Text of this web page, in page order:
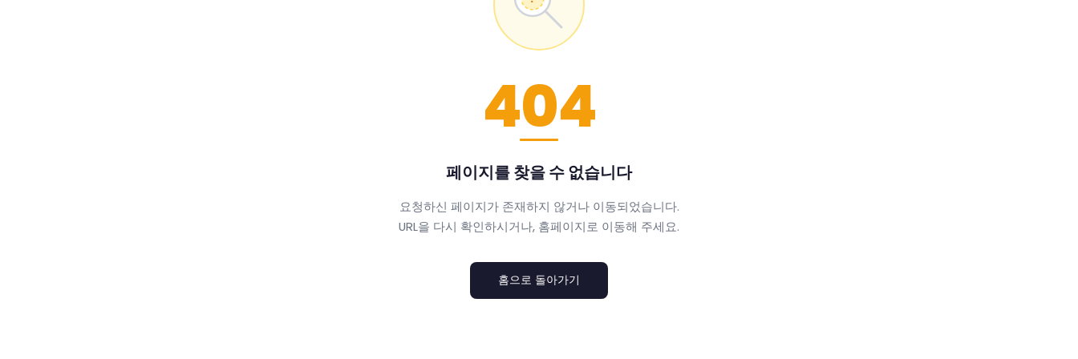
404
페이지를 찾을 수 없습니다
요청하신 페이지가 존재하지 않거나 이동되었습니다.
URL을 다시 확인하시거나, 홈페이지로 이동해 주세요.
홈으로 돌아가기